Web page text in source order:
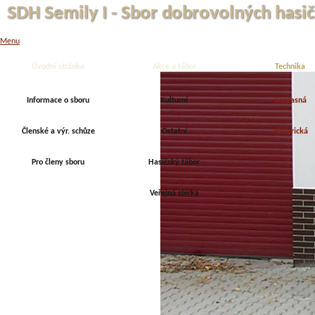
Menu
Úvodní stránka
Informace o sboru
Členské a výr. schůze
Pro členy sboru
Akce a tábor
Kulturní
Ostatní
Hasičský tábor
Veřejná sbírka
Technika
Současná
Historická
SDH Semily I - Sbor dobrovolných